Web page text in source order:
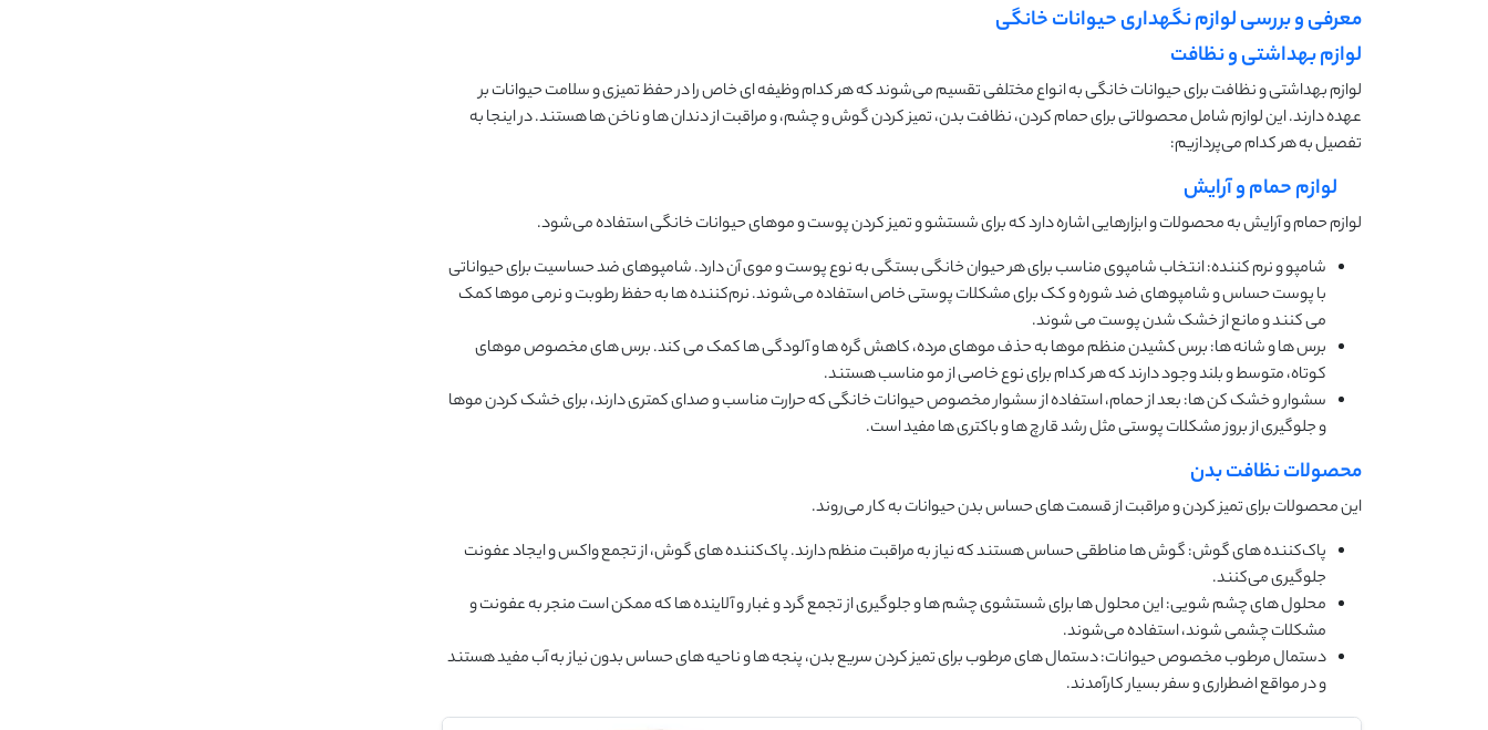
معرفی و بررسی لوازم نگهداری حیوانات خانگی
لوازم بهداشتی و نظافت
لوازم بهداشتی و نظافت برای حیوانات خانگی به انواع مختلفی تقسیم می‌شوند که هر کدام وظیفه‌ ای خاص را در حفظ تمیزی و سلامت حیوانات بر
عهده دارند. این لوازم شامل محصولاتی برای حمام کردن، نظافت بدن، تمیز کردن گوش و چشم، و مراقبت از دندان‌ ها و ناخن‌ ها هستند. در اینجا به
تفصیل به هر کدام می‌پردازیم:
لوازم حمام و آرایش
لوازم حمام و آرایش به محصولات و ابزارهایی اشاره دارد که برای شستشو و تمیز کردن پوست و موهای حیوانات خانگی استفاده می‌شود.
شامپو و نرم‌ کننده: انتخاب شامپوی مناسب برای هر حیوان خانگی بستگی به نوع پوست و موی آن دارد. شامپوهای ضد حساسیت برای حیواناتی
با پوست حساس و شامپوهای ضد شوره و کک برای مشکلات پوستی خاص استفاده می‌شوند. نرم‌کننده‌ ها به حفظ رطوبت و نرمی موها کمک
می‌ کنند و مانع از خشک شدن پوست می‌ شوند.
برس ‌ها و شانه‌ ها: برس کشیدن منظم موها به حذف موهای مرده، کاهش گره ‌ها و آلودگی ‌ها کمک می ‌کند. برس ‌های مخصوص موهای
کوتاه، متوسط و بلند وجود دارند که هر کدام برای نوع خاصی از مو مناسب هستند.
سشوار و خشک‌ کن‌ ها: بعد از حمام، استفاده از سشوار مخصوص حیوانات خانگی که حرارت مناسب و صدای کمتری دارند، برای خشک کردن موها
و جلوگیری از بروز مشکلات پوستی مثل رشد قارچ‌ ها و باکتری ‌ها مفید است.
محصولات نظافت بدن
این محصولات برای تمیز کردن و مراقبت از قسمت ‌های حساس بدن حیوانات به کار می‌روند.
پاک‌کننده ‌های گوش: گوش ‌ها مناطقی حساس هستند که نیاز به مراقبت منظم دارند. پاک‌کننده ‌های گوش، از تجمع واکس و ایجاد عفونت
جلوگیری می‌کنند.
محلول های چشم شویی: این محلول ‌ها برای شستشوی چشم‌ ها و جلوگیری از تجمع گرد و غبار و آلاینده‌ ها که ممکن است منجر به عفونت و
مشکلات چشمی شوند، استفاده می‌شوند.
دستمال مرطوب مخصوص حیوانات: دستمال ‌های مرطوب برای تمیز کردن سریع بدن، پنجه‌ ها و ناحیه ‌های حساس بدون نیاز به آب مفید هستند
و در مواقع اضطراری و سفر بسیار کارآمدند.